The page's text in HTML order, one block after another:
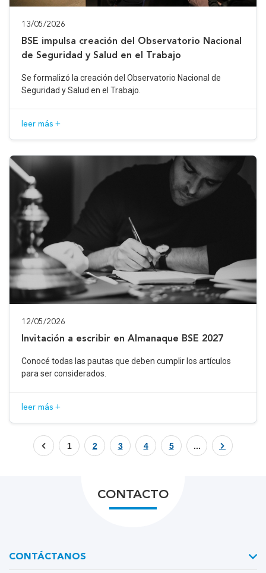
13/05/2026
BSE impulsa creación del Observatorio Nacional
de Seguridad y Salud en el Trabajo
Se formalizó la creación del Observatorio Nacional de
Seguridad y Salud en el Trabajo.
leer más +
12/05/2026
Invitación a escribir en Almanaque BSE 2027
Conocé todas las pautas que deben cumplir los artículos
para ser considerados.
leer más +
1 2 3 4 5 ...
CONTACTO
CONTÁCTANOS